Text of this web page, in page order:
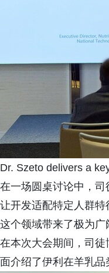
Dr. Szeto delivers a
在一场圆桌讨论中，
让开发适配特定人群
这个领域带来了极为
在本次大会期间，司
面介绍了伊利在羊乳